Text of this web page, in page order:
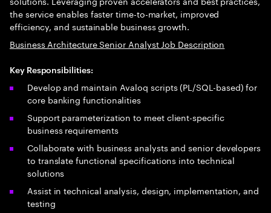
the service enables faster time-to-market, improved
efficiency, and sustainable business growth.
Business Architecture Senior Analyst Job Description
Key Responsibilities:
Develop and maintain Avaloq scripts (PL/SQL-based) for
core banking functionalities
Support parameterization to meet client-specific
business requirements
Collaborate with business analysts and senior developers
to translate functional specifications into technical
solutions
Assist in technical analysis, design, implementation, and
testing